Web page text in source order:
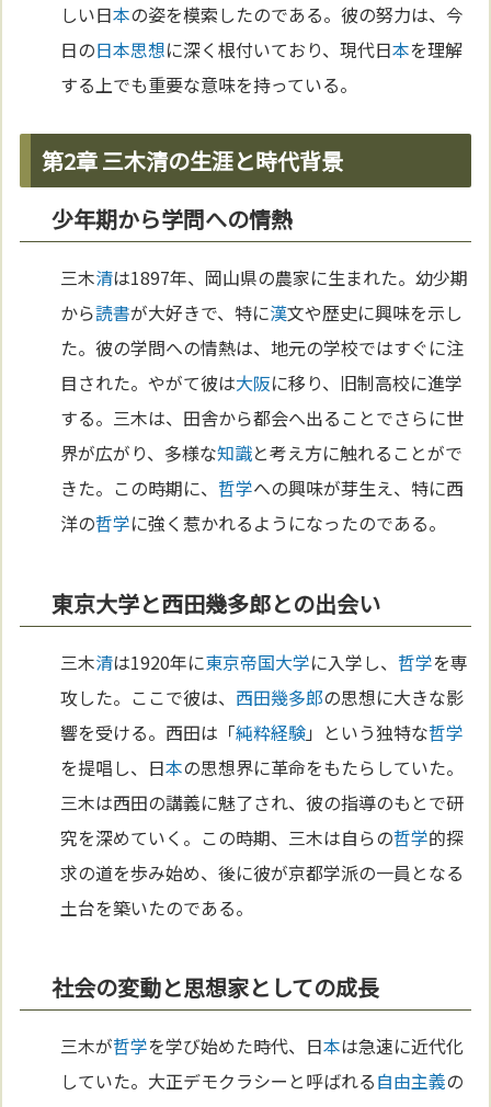
しい日本の姿を模索したのである。彼の努力は、今
日の日本思想に深く根付いており、現代日本を理解
する上でも重要な意味を持っている。
第2章 三木清の生涯と時代背景
少年期から学問への情熱
三木清は1897年、岡山県の農家に生まれた。幼少期
から読書が大好きで、特に漢文や歴史に興味を示し
た。彼の学問への情熱は、地元の学校ではすぐに注
目された。やがて彼は大阪に移り、旧制高校に進学
する。三木は、田舎から都会へ出ることでさらに世
界が広がり、多様な知識と考え方に触れることがで
きた。この時期に、 哲学への興味が芽生え、特に西
洋の哲学に強く惹かれるようになったのである。
東京大学と西田幾多郎との出会い
三木清は1920年に東京帝国大学に入学し、 哲学を専
攻した。ここで彼は、 西田幾多郎の思想に大きな影
響を受ける。西田は「純粋経験」という独特な哲学
を提唱し、日本の思想界に革命をもたらしていた。
三木は西田の講義に魅了され、彼の指導のもとで研
究を深めていく。この時期、三木は自らの哲学的探
求の道を歩み始め、後に彼が京都学派の一員となる
土台を築いたのである。
社会の変動と思想家としての成長
三木が哲学を学び始めた時代、日本は急速に近代化
していた。大正デモクラシーと呼ばれる自由主義の